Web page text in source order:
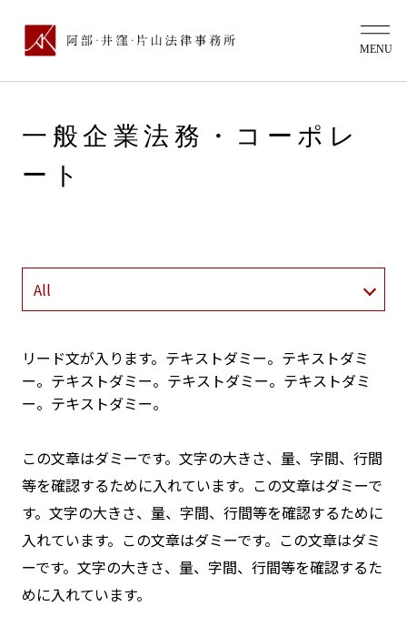
一般企業法務・コーポレ
ート
リード文が入ります。テキストダミー。テキストダミ
ー。テキストダミー。テキストダミー。テキストダミ
ー。テキストダミー。
この文章はダミーです。文字の大きさ、量、字間、行間
等を確認するために入れています。この文章はダミーで
す。文字の大きさ、量、字間、行間等を確認するために
入れています。この文章はダミーです。この文章はダミ
ーです。文字の大きさ、量、字間、行間等を確認するた
めに入れています。